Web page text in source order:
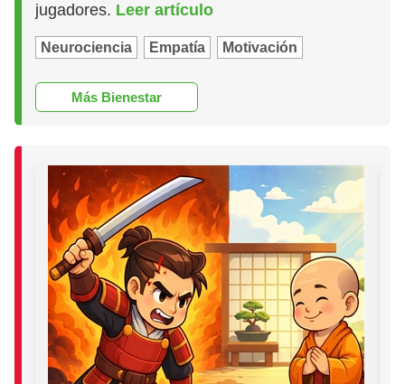
jugadores. Leer artículo
Neurociencia Empatía Motivación
Más Bienestar